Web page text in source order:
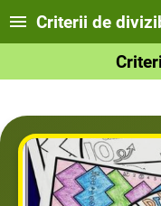
Criterii de